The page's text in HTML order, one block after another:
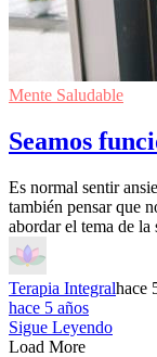
Mente Saludable
Seamos
Es normal sentir
también pensar que
abordar el tema de la
Terapia Integralhace
hace 5 años
Sigue Leyendo
Load More